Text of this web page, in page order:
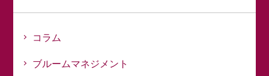
コラム
ブルームマネジメント